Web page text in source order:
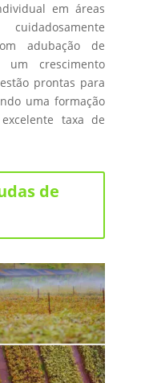
em áreas
adubação de
crescimento
prontas para
uma formação
taxa de
de